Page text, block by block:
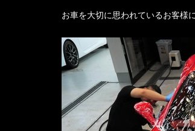
お車を大切に思われているお客様